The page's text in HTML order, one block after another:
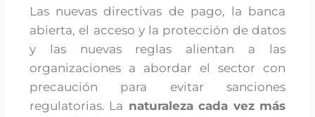
Las nuevas directivas de pago, la banca
abierta, el acceso y la protección de datos
y las nuevas reglas alientan a las
organizaciones a abordar el sector con
precaución para evitar sanciones
regulatorias. La naturaleza cada vez más